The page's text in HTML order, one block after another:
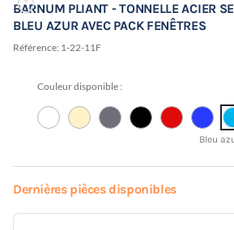
BARNUM PLIANT - TONNELLE ACIER
BLEU AZUR AVEC PACK FENÊTRES
Référence: 1-22-11F
Couleur disponible :
Dernières pièces disponibles